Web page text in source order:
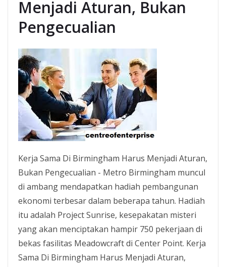
Menjadi Aturan, Bukan
Pengecualian
Kerja Sama Di Birmingham Harus Menjadi Aturan,
Bukan Pengecualian - Metro Birmingham muncul
di ambang mendapatkan hadiah pembangunan
ekonomi terbesar dalam beberapa tahun. Hadiah
itu adalah Project Sunrise, kesepakatan misteri
yang akan menciptakan hampir 750 pekerjaan di
bekas fasilitas Meadowcraft di Center Point. Kerja
Sama Di Birmingham Harus Menjadi Aturan,